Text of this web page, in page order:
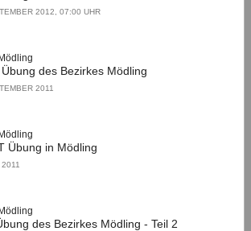
2012, 07:00 UHR
des Bezirkes Mödling
2011
Übung in Mödling
des Bezirkes Mödling - Teil 2